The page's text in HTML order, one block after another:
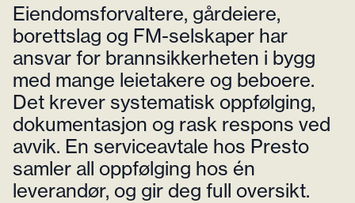
Eiendomsforvaltere, gårdeiere,
borettslag og FM-selskaper har
ansvar for brannsikkerheten i bygg
med mange leietakere og beboere.
Det krever systematisk oppfølging,
dokumentasjon og rask respons ved
avvik. En serviceavtale hos Presto
samler all oppfølging hos én
leverandør, og gir deg full oversikt.